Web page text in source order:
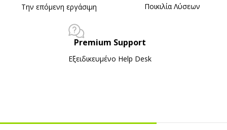
Την επόμενη εργάσιμη Ποικιλία Λύσεων
Premium Support
Εξειδικευμένο Ηelp Desk